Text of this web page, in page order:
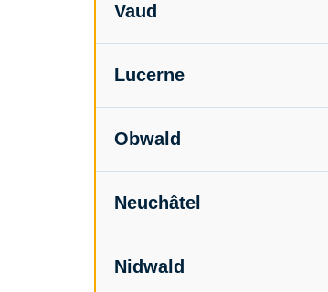
Vaud
Lucerne
Obwald
Neuchâtel
Nidwald